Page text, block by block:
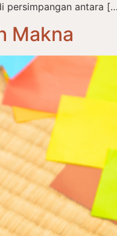
persimpangan antara
Makna